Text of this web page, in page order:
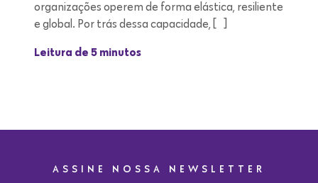
organizações operem de forma elástica, resiliente
e global. Por trás dessa capacidade, […]
Leitura de 5 minutos
ASSINE NOSSA NEWSLETTER